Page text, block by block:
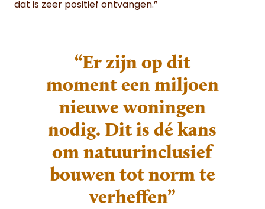
dat is zeer positief ontvangen.”
“Er zijn op dit
moment een miljoen
nieuwe woningen
nodig. Dit is dé kans
om natuurinclusief
bouwen tot norm te
verheffen”